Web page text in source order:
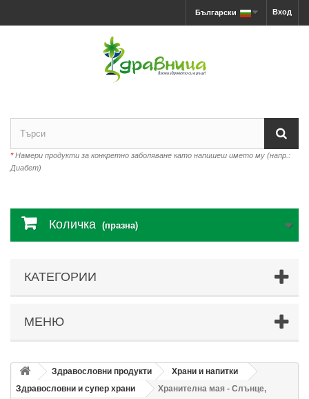
Вход
Български
*Намери продукти за конкретно заболяване като напишеш името му (напр.:
Диабет)
Количка (празна)
КАТЕГОРИИ
МЕНЮ
Здравословни продукти
Храни и напитки
Здравословни и супер храни
Хранителна мая - Слънце,